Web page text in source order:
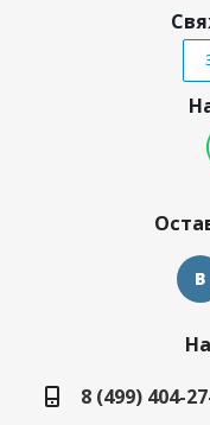
8 (499) 404-